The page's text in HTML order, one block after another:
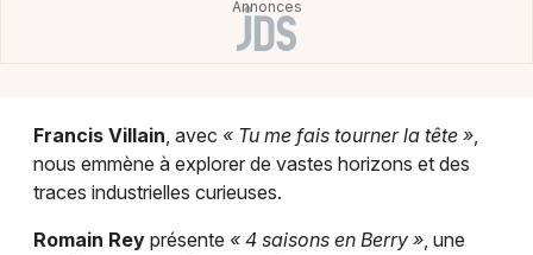
Expos
Toutes les villes
Francis Villain, avec « Tu me fais tourner la tête »,
nous emmène à explorer de vastes horizons et des
traces industrielles curieuses.
Romain Rey présente « 4 saisons en Berry », une